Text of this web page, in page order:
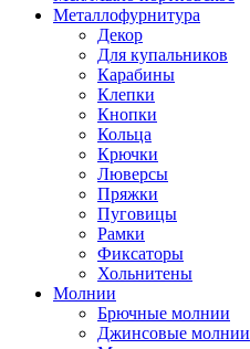
Металлофурнитура
Декор
Для купальников
Карабины
Клепки
Кнопки
Кольца
Крючки
Люверсы
Пряжки
Пуговицы
Рамки
Фиксаторы
Хольнитены
Молнии
Брючные молнии
Джинсовые молнии